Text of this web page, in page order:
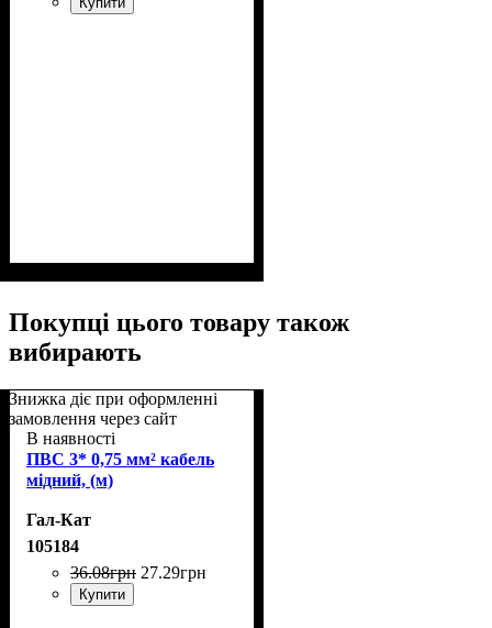
Покупці цього товару також
вибирають
Знижка діє при оформленні
замовлення через сайт
В наявності
ПВС 3* 0,75 мм² кабель
мідний, (м)
Гал-Кат
105184
36.08грн 27.29грн
Купити